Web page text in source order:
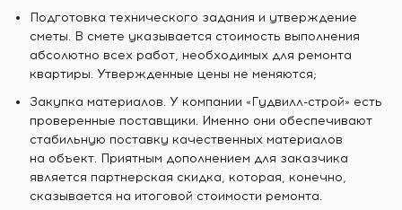
Подготовка технического задания и утверждение
сметы. В смете указывается стоимость выполнения
абсолютно всех работ, необходимых для ремонта
квартиры. Утвержденные цены не меняются;
Закупка материалов. У компании «Гудвилл-строй» есть
проверенные поставщики. Именно они обеспечивают
стабильную поставку качественных материалов
на объект. Приятным дополнением для заказчика
является партнерская скидка, которая, конечно,
сказывается на итоговой стоимости ремонта.